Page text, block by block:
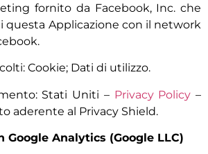
fornito da Facebook, Inc. che
questa Applicazione con il network
Cookie; Dati di utilizzo.
Stati Uniti – Privacy Policy –
aderente al Privacy Shield.
Google Analytics (Google LLC)